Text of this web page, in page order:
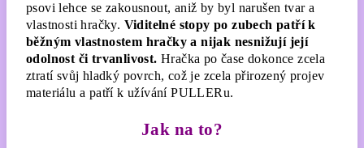
psovi lehce se zakousnout, aniž by byl narušen tvar a
vlastnosti hračky. Viditelné stopy po zubech patří k
běžným vlastnostem hračky a nijak nesnižují její
odolnost či trvanlivost. Hračka po čase dokonce zcela
ztratí svůj hladký povrch, což je zcela přirozený projev
materiálu a patří k užívání PULLERu.
Jak na to?